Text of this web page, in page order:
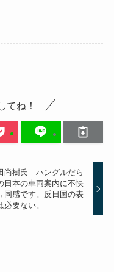
てね！
尚樹氏 ハングルだら
日本の車両案内に不快
感です。反日国の表
必要ない。